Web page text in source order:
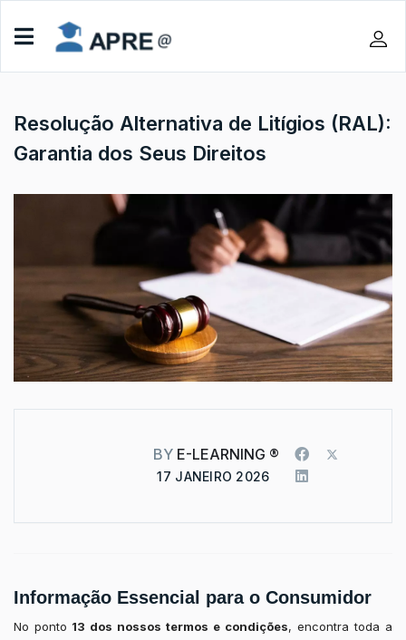
Resolução Alternativa de Litígios (RAL):
Garantia dos Seus Direitos
BY E-LEARNING ®
17 JANEIRO 2026
Informação Essencial para o Consumidor
No ponto 13 dos nossos termos e condições, encontra toda a